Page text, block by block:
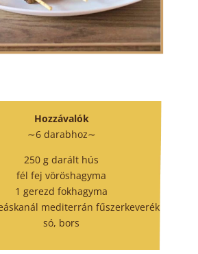
Hozzávalók
∼6 darabhoz∼
250 g darált hús
fél fej vöröshagyma
1 gerezd fokhagyma
mediterrán fűszerkeverék
só, bors